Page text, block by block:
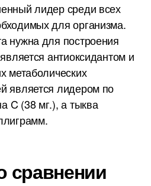
лидер среди всех
для организма.
нужна для построения
антиоксидантом и
метаболических
является лидером по
C (38 мг.), а тыква
сравнении